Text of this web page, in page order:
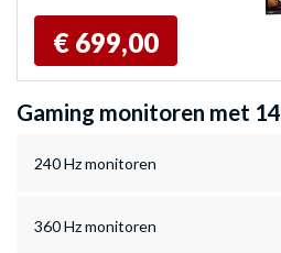
€ 699,00
Gaming monitoren met
240 Hz monitoren
360 Hz monitoren